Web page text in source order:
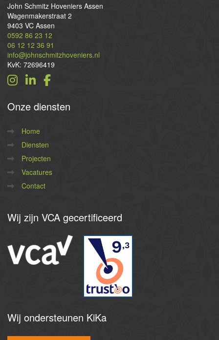
John Schmitz Hoveniers Assen
Wagenmakerstraat 2
9403 VC Assen
0592 86 23 12
06 12 12 36 91
info@johnschmitzhoveniers.nl
KvK: 72696419
Onze diensten
Home
Diensten
Projecten
Vacatures
Contact
Wij zijn VCA gecertificeerd
9,3
Wij ondersteunen KiKa